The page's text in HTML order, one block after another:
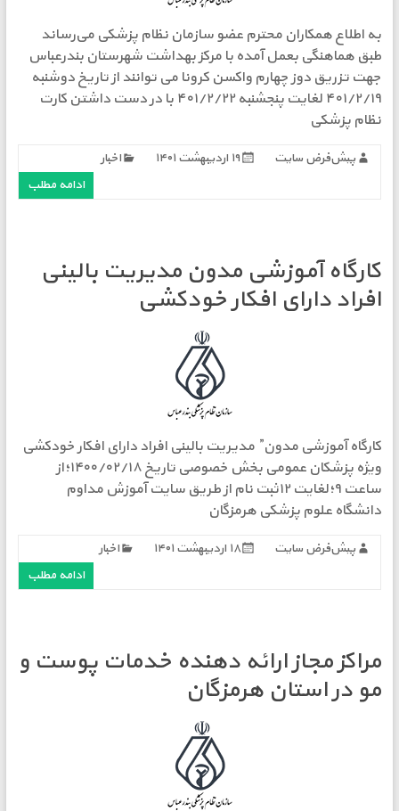
به اطلاع همکاران محترم عضو سازمان نظام پزشکی می‌رساند
طبق هماهنگی بعمل آمده با مرکز بهداشت شهرستان بندرعباس
جهت تزریق دوز چهارم واکسن کرونا می توانند از تاریخ دوشنبه
۴٠١/٢/١٩ لغایت پنجشنبه ۴٠١/٢/٢٢ با در دست داشتن کارت
نظام پزشکی
پیش‌فرض سایت ۱۹ اردیبهشت ۱۴۰۱
اخبار
ادامه مطلب
کارگاه آموزشی مدون مدیریت بالینی
افراد دارای افکار خودکشی
کارگاه آموزشی مدون” مدیریت بالینی افراد دارای افکار خودکشی
ویژه پزشکان عمومی بخش خصوصی تاریخ ۱۴۰۰/۰۲/۱۸؛از
ساعت ۹؛لغایت ۱۲ثبت نام از طریق سایت آموزش مداوم
دانشگاه علوم پزشکی هرمزگان
پیش‌فرض سایت ۱۸ اردیبهشت ۱۴۰۱
اخبار
ادامه مطلب
مراکز مجاز ارائه دهنده خدمات پوست و
مو در استان هرمزگان